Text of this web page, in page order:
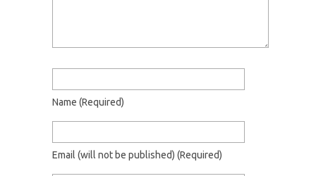
Name (required)
Email (will not be published) (required)